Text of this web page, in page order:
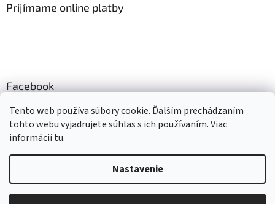
Tento web používa súbory cookie. Ďalším prechádzaním
tohto webu vyjadrujete súhlas s ich používaním. Viac
informáciítu.
Nastavenie
Prijímame online platby
Facebook
Mlsné labky
Vytvoril Shoptet
Copyright 2026Mlsné labky. Všetky práva vyhradené.Upraviť